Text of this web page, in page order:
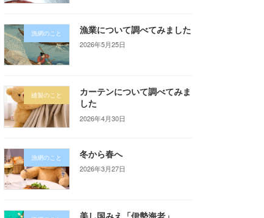
漁網のこと 漁業について調べてみました
2026年5月25日
縫製のこと
カーテンについて調べてみま
した
2026年4月30日
漁網のこと 冬から春へ
2026年3月27日
美し国みえ「伊勢海老」